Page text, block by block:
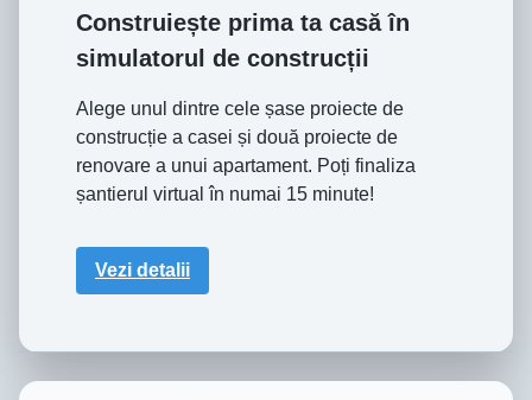
Construiește prima ta casă în
simulatorul de construcții
Alege unul dintre cele șase proiecte de
construcție a casei și două proiecte de
renovare a unui apartament. Poți finaliza
șantierul virtual în numai 15 minute!
Vezi detalii